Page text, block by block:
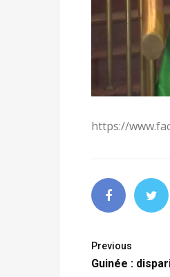
https://
Previous
Guinée :